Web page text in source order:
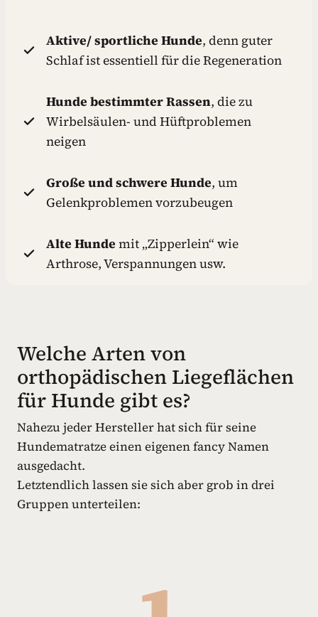
Aktive/ sportliche Hunde, denn guter
Schlaf ist essentiell für die Regeneration
Hunde bestimmter Rassen, die zu
Wirbelsäulen- und Hüftproblemen
neigen
Große und schwere Hunde, um
Gelenkproblemen vorzubeugen
Alte Hunde mit „Zipperlein“ wie
Arthrose, Verspannungen usw.
Welche Arten von
orthopädischen Liegeflächen
für Hunde gibt es?
Nahezu jeder Hersteller hat sich für seine
Hundematratze einen eigenen fancy Namen
ausgedacht.
Letztendlich lassen sie sich aber grob in drei
Gruppen unterteilen: